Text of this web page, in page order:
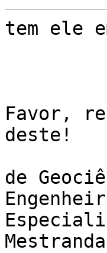
tem ele
Favor,
deste!
de